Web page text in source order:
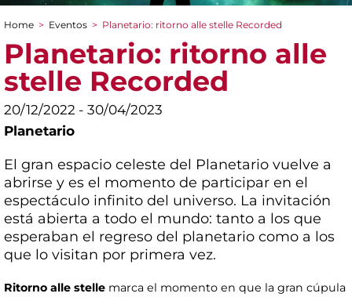
You are here
Home > Eventos > Planetario: ritorno alle stelle Recorded
Planetario: ritorno alle
stelle Recorded
20/12/2022 - 30/04/2023
Planetario
El gran espacio celeste del Planetario vuelve a
abrirse y es el momento de participar en el
espectáculo infinito del universo. La invitación
está abierta a todo el mundo: tanto a los que
esperaban el regreso del planetario como a los
que lo visitan por primera vez.
Ritorno alle stelle marca el momento en que la gran cúpula